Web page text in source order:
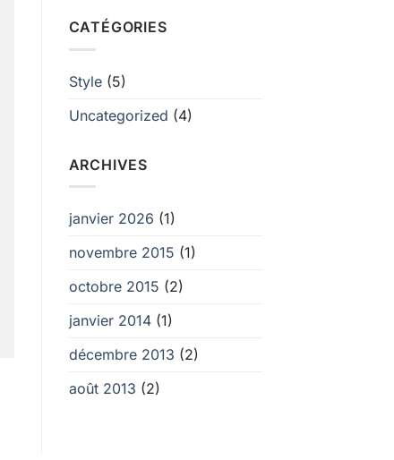
CATÉGORIES
Style(5)
Uncategorized (4)
ARCHIVES
janvier 2026 (1)
novembre 2015 (1)
octobre 2015 (2)
janvier 2014(1)
décembre 2013 (2)
août 2013 (2)